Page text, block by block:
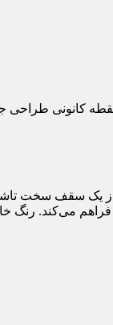
کانونی
از یک سقف سخت
می‌کند. رنگ